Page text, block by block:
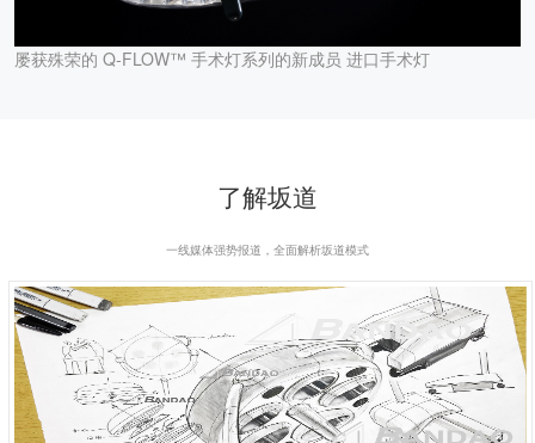
屡获殊荣的 Q-FLOW™ 手术灯系列的新成员 进口手术灯
了解坂道
一线媒体强势报道，全面解析坂道模式